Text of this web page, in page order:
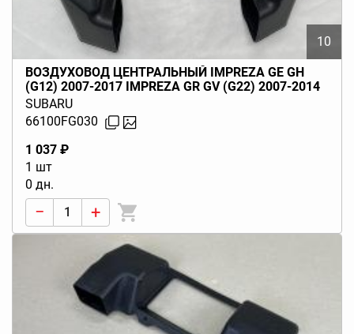
10
ВОЗДУХОВОД ЦЕНТРАЛЬНЫЙ IMPREZA GE GH
(G12) 2007-2017 IMPREZA GR GV (G22) 2007-2014
SUBARU
66100FG030
1 037 ₽
1 шт
0 дн.
− +